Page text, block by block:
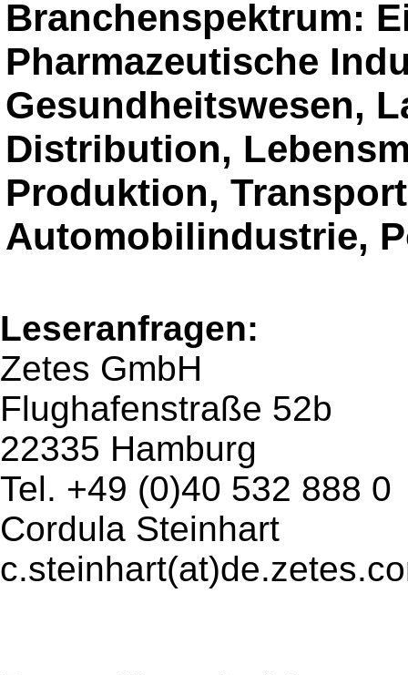
Branchenspektrum:
Pharmazeutische
Gesundheitswesen,
Distribution,
Produktion,
Automobilindustrie,
Leseranfragen:
Zetes GmbH
Flughafenstraße 52b
22335 Hamburg
Tel. +49 (0)40 532 888 0
Cordula Steinhart